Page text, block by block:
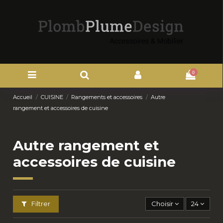
0
Accueil CUISINE Rangements et accessoires
Autre
rangement et accessoires de cuisine
Autre rangement et
accessoires de cuisine
Filtrer Choisir 24